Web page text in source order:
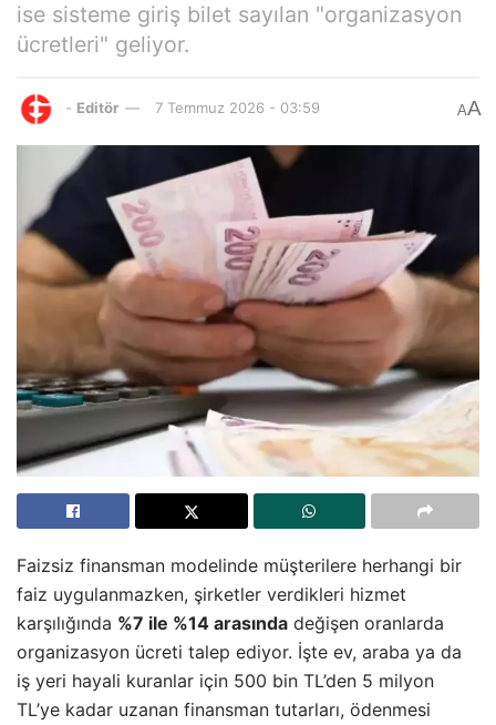
ise sisteme giriş bilet sayılan "organizasyon
ücretleri" geliyor.
- Editör 7 Temmuz 2026 - 03:59 AA
Faizsiz finansman modelinde müşterilere herhangi bir
faiz uygulanmazken, şirketler verdikleri hizmet
karşılığında %7 ile %14 arasında değişen oranlarda
organizasyon ücreti talep ediyor. İşte ev, araba ya da
iş yeri hayali kuranlar için 500 bin TL’den 5 milyon
TL’ye kadar uzanan finansman tutarları, ödenmesi